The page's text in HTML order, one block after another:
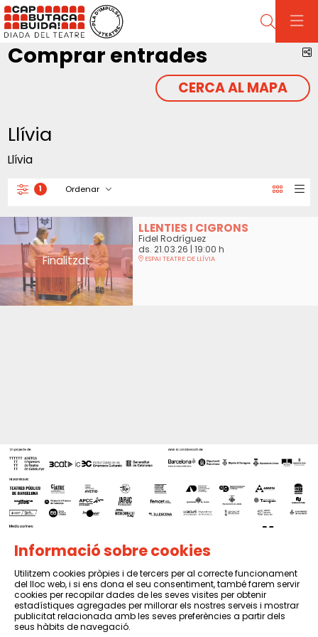
Cerca
Comprar entrades
CERCA AL MAPA
Llívia
Llívia
Filtrar
1 Ordenar
Finalitzat
LLENTIES I CIGRONS
Fidel Rodríguez
ds. 21.03.26 | 19:00 h
ESPAI TEATRE DE LLÍVIA
Sitemap | Avís Legal | Política de privacitat | Contactar
Informació sobre cookies
Utilitzem cookies pròpies i de tercers per al correcte funcionament
del lloc web, i si ens dona el seu consentiment, també farem servir
cookies per recopilar dades de les seves visites per obtenir
estadístiques agregades per millorar els nostres serveis i mostrar
publicitat relacionada amb les seves preferències a partir dels
seus hàbits de navegació.